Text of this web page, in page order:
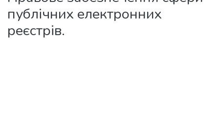
публічних електронних
реєстрів.